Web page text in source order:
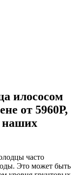
илососом
от 5960Р,
наших
часто
Это может быть